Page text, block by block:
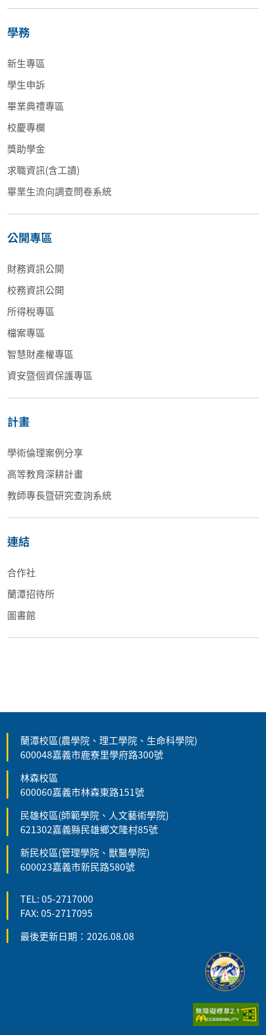
學務
新生專區
學生申訴
畢業典禮專區
校慶專欄
獎助學金
求職資訊(含工讀)
畢業生流向調查問卷系統
公開專區
財務資訊公開
校務資訊公開
所得稅專區
檔案專區
智慧財產權專區
資安暨個資保護專區
計畫
學術倫理案例分享
高等教育深耕計畫
教師專長暨研究查詢系統
連結
合作社
蘭潭招待所
圖書館
蘭潭校區(農學院、理工學院、生命科學院)
600048嘉義市鹿寮里學府路300號
林森校區
600060嘉義市林森東路151號
民雄校區(師範學院、人文藝術學院)
621302嘉義縣民雄鄉文隆村85號
新民校區(管理學院、獸醫學院)
600023嘉義市新民路580號
TEL: 05-2717000
FAX: 05-2717095
最後更新日期：2026.08.08